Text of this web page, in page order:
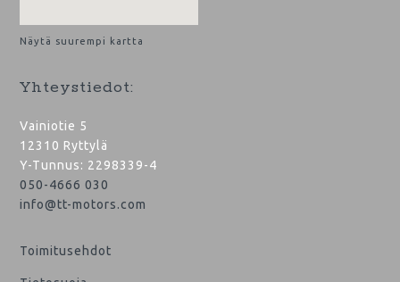
Näytä suurempi kartta
Yhteystiedot:
Vainiotie 5
12310 Ryttylä
Y-Tunnus: 2298339-4
050-4666 030
info@tt-motors.com
Toimitusehdot